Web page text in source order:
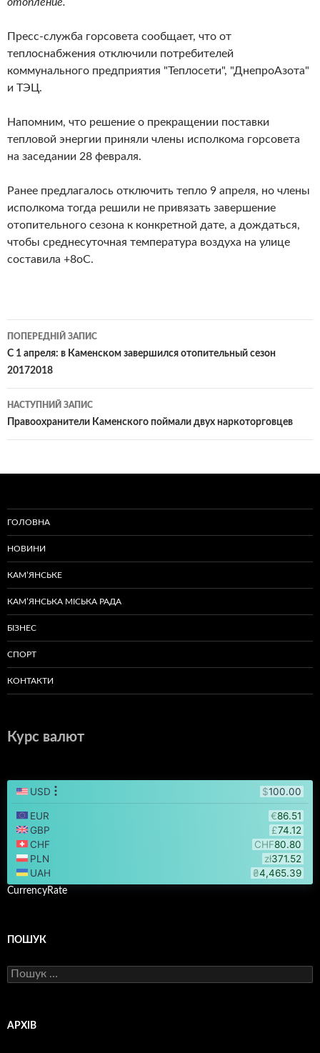
Пресс-служба горсовета сообщает, что от
теплоснабжения отключили потребителей
коммунального предприятия "Теплосети", "ДнепроАзота"
и ТЭЦ.
Напомним, что решение о прекращении поставки
тепловой энергии приняли члены исполкома горсовета
на заседании 28 февраля.
Ранее предлагалось отключить тепло 9 апреля, но члены
исполкома тогда решили не привязать завершение
отопительного сезона к конкретной дате, а дождаться,
чтобы среднесуточная температура воздуха на улице
составила +8оС.
Навігація
по
ПОПЕРЕДНІЙ ЗАПИС
С 1 апреля: в Каменском завершился отопительный сезон
20172018
НАСТУПНИЙ ЗАПИС
Правоохранители Каменского поймали двух наркоторговцев
ГОЛОВНА
НОВИНИ
КАМ’ЯНСЬКЕ
КАМ’ЯНСЬКА МІСЬКА РАДА
БІЗНЕС
СПОРТ
КОНТАКТИ
Курс валют
CurrencyRate
ПОШУК
Пошук:
АРХІВ